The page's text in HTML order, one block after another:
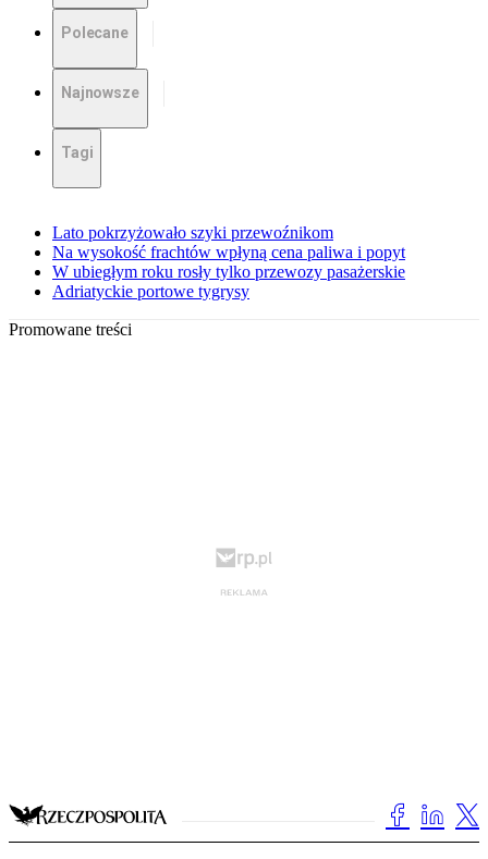
Polecane
Najnowsze
Tagi
Lato pokrzyżowało szyki przewoźnikom
Na wysokość frachtów wpłyną cena paliwa i popyt
W ubiegłym roku rosły tylko przewozy pasażerskie
Adriatyckie portowe tygrysy
Promowane treści